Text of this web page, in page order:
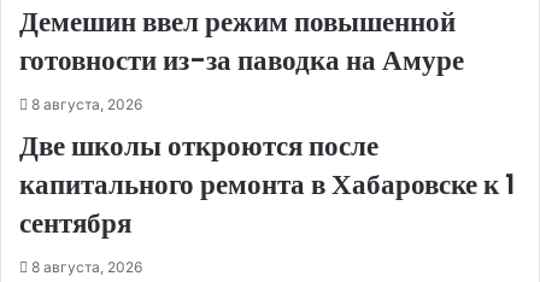
Демешин ввел режим повышенной
готовности из-за паводка на Амуре
8 августа, 2026
Две школы откроются после
капитального ремонта в Хабаровске к 1
сентября
8 августа, 2026